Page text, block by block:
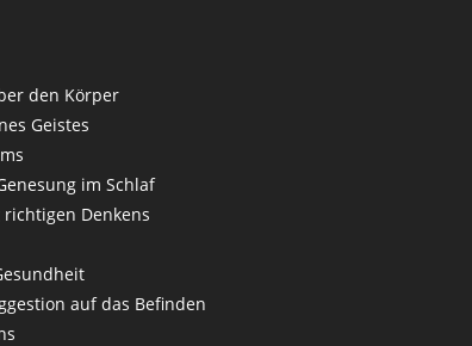
den Körper
Geistes
im Schlaf
Denkens
auf das Befinden